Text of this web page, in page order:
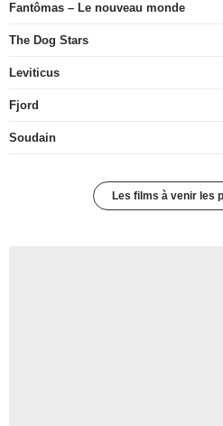
Fantômas – Le nouveau monde
The Dog Stars
Leviticus
Fjord
Soudain
Les films à venir les